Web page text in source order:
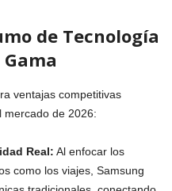
de Tecnología
ventajas competitivas
mercado de 2026:
Real: Al enfocar los
como los viajes, Samsung